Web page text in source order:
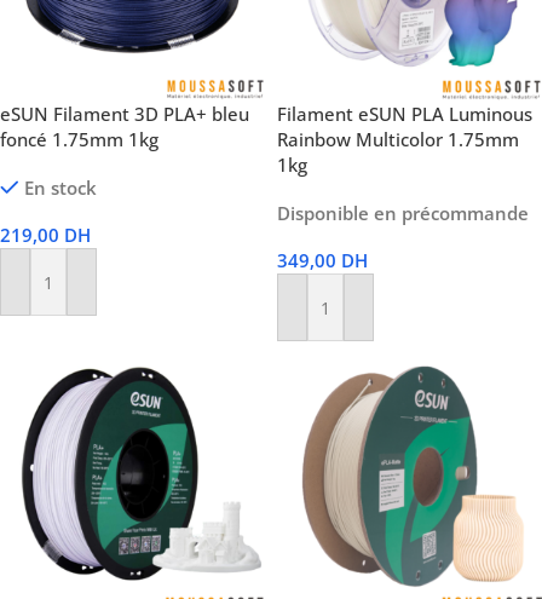
eSUN Filament 3D PLA+ bleu
foncé 1.75mm 1kg
En stock
219,00 DH
Ajouter Au Panier
Filament eSUN PLA Luminous
Rainbow Multicolor 1.75mm
1kg
Disponible en précommande
349,00 DH
Ajouter Au Panier